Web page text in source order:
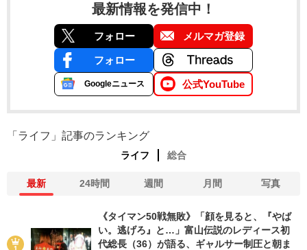
最新情報を発信中！
フォロー メルマガ登録
フォロー
Googleニュース 公式YouTube
「ライフ」記事のランキング
ライフ 総合
最新 24時間 週間 月間 写真
《タイマン50戦無敗》「顔を見ると、『やば
い。逃げろ』と…」富山伝説のレディース初
代総長（36）が語る、ギャルサー制圧と朝ま